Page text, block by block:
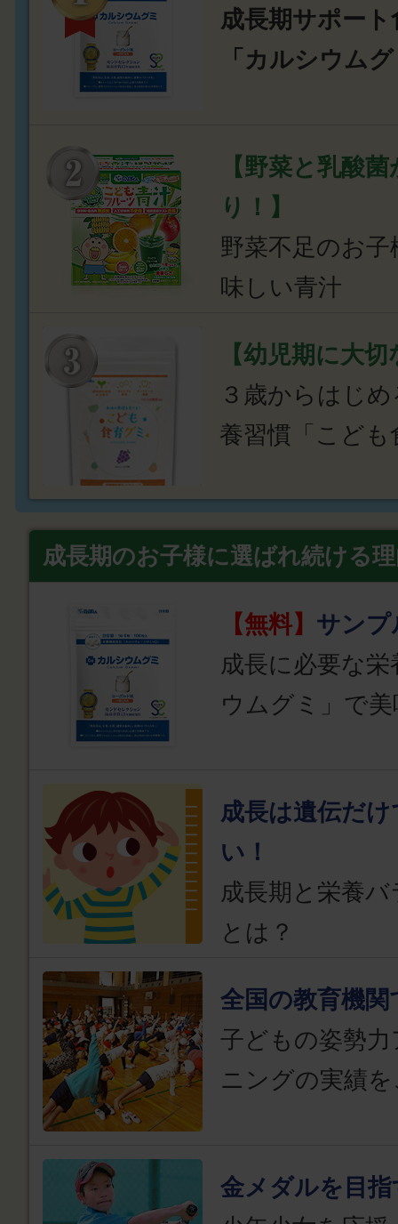
成長期サポート
「カルシウム
【野菜と乳酸
り！】
野菜不足のお
味しい青汁
【幼児期に大
３歳からはじ
養習慣「こども
成長期のお子様に選ばれ続ける
【無料】 サンプ
成長に必要な
ウムグミ」で
成長は遺伝だ
い！
成長期と栄養
とは？
全国の教育機関
子どもの姿勢
ニングの実績
金メダルを目指